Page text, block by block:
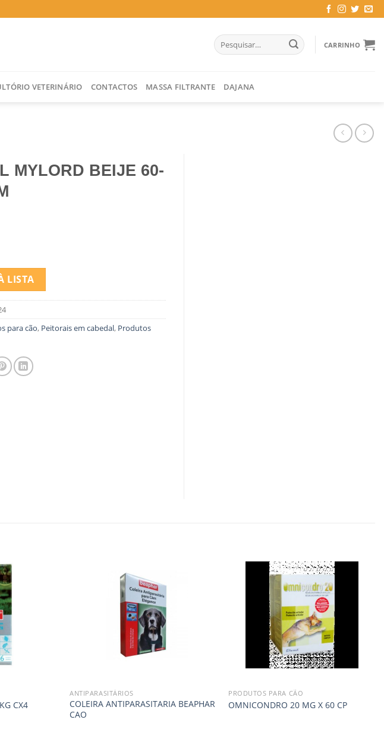
Pesquisar
por:
CARRINHO
VETERINÁRIO CONTACTOS MASSA FILTRANTE DAJANA
MYLORD BEIJE 60-
MYLORD BEIJE 60-100*25 MM
LISTA
para cão, Peitorais em cabedal, Produtos
CX4
ANTIPARASITÁRIOS
COLEIRA ANTIPARASITARIA BEAPHAR
CAO
PRODUTOS PARA CÃO
OMNICONDRO 20 MG X 60 CP